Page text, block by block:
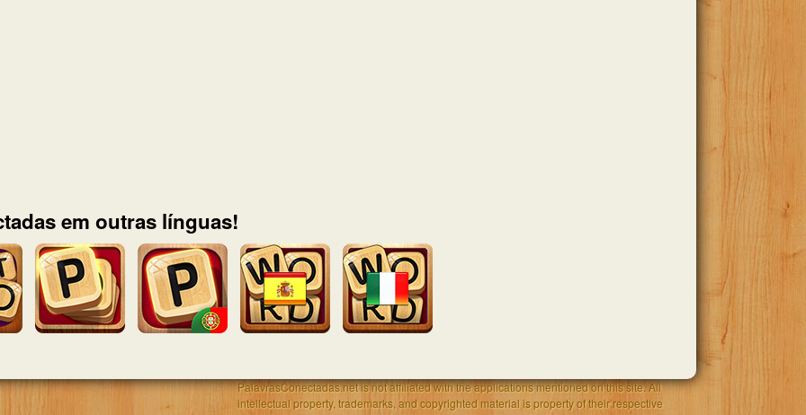
em outras línguas!
PalavrasConectadas.net is not affiliated with the applications mentioned on this site. All
intellectual property, trademarks, and copyrighted material is property of their respective